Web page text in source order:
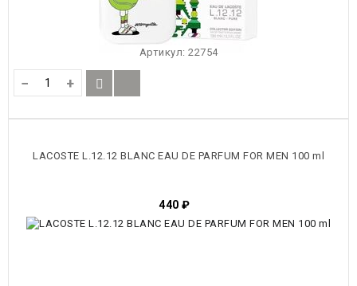
Артикул: 22754
− +
LACOSTE L.12.12 BLANC EAU DE PARFUM FOR MEN 100 ml
440 ₽